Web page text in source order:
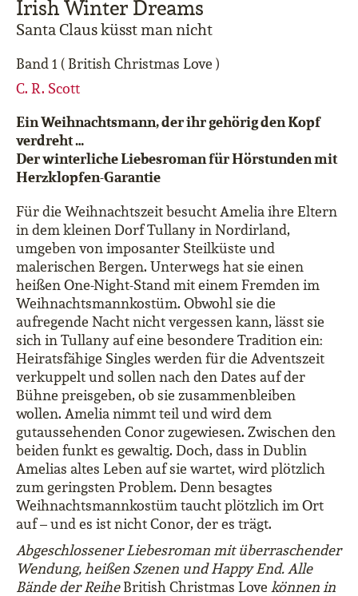
Irish Winter Dreams
Santa Claus küsst man nicht
Band 1 ( British Christmas Love )
C. R. Scott
Ein Weihnachtsmann, der ihr gehörig den Kopf
verdreht …
Der winterliche Liebesroman für Hörstunden mit
Herzklopfen-Garantie
Für die Weihnachtszeit besucht Amelia ihre Eltern
in dem kleinen Dorf Tullany in Nordirland,
umgeben von imposanter Steilküste und
malerischen Bergen. Unterwegs hat sie einen
heißen One-Night-Stand mit einem Fremden im
Weihnachtsmannkostüm. Obwohl sie die
aufregende Nacht nicht vergessen kann, lässt sie
sich in Tullany auf eine besondere Tradition ein:
Heiratsfähige Singles werden für die Adventszeit
verkuppelt und sollen nach den Dates auf der
Bühne preisgeben, ob sie zusammenbleiben
wollen. Amelia nimmt teil und wird dem
gutaussehenden Conor zugewiesen. Zwischen den
beiden funkt es gewaltig. Doch, dass in Dublin
Amelias altes Leben auf sie wartet, wird plötzlich
zum geringsten Problem. Denn besagtes
Weihnachtsmannkostüm taucht plötzlich im Ort
auf – und es ist nicht Conor, der es trägt.
Abgeschlossener Liebesroman mit überraschender
Wendung, heißen Szenen und Happy End. Alle
Bände der ReiheBritish Christmas Love können in